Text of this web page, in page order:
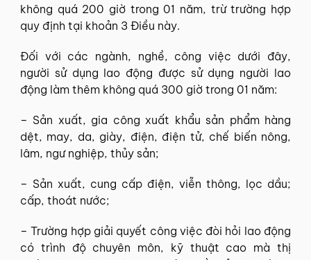
không quá 200 giờ trong 01 năm, trừ trường hợp
quy định tại khoản 3 Điều này.
Đối với các ngành, nghề, công việc dưới đây,
người sử dụng lao động được sử dụng người lao
động làm thêm không quá 300 giờ trong 01 năm:
– Sản xuất, gia công xuất khẩu sản phẩm hàng
dệt, may, da, giày, điện, điện tử, chế biến nông,
lâm, ngư nghiệp, thủy sản;
– Sản xuất, cung cấp điện, viễn thông, lọc dầu;
cấp, thoát nước;
– Trường hợp giải quyết công việc đòi hỏi lao động
có trình độ chuyên môn, kỹ thuật cao mà thị